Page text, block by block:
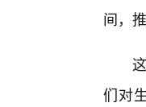
间，
们对